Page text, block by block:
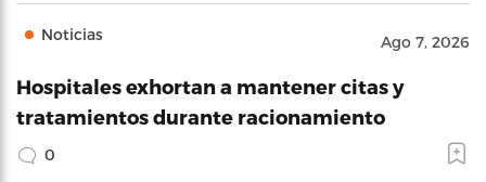
Noticias Ago 7, 2026
Hospitales exhortan a mantener citas y
tratamientos durante racionamiento
0